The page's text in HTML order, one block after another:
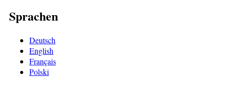
Sprachen
Deutsch
English
Français
Polski